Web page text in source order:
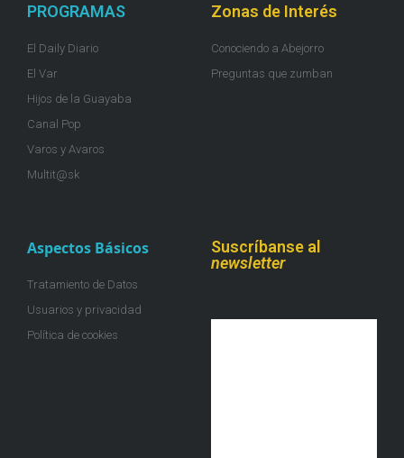
PROGRAMAS
El Daily Diario
El Var
Hijos de la Guayaba
Canal Pop
Varos y Avaros
Multit@sk
Zonas de Interés
Conociendo a Abejorro
Preguntas que zumban
Aspectos Básicos
Tratamiento de Datos
Usuarios y privacidad
Política de cookies
Suscríbanse al
newsletter